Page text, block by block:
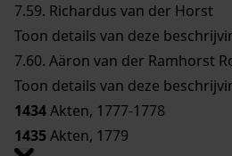
7.59. Richardus van der Horst
Toon details van deze
7.60. Aäron van der Ramhorst
Toon details van deze
1434Akten, 1777-1778
1435Akten, 1779